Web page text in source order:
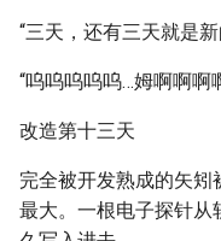
“三天，还有三天就是
“呜呜呜呜呜…姆啊啊啊
改造第十三天
完全被开发熟成的矢
最大。一根电子探针从